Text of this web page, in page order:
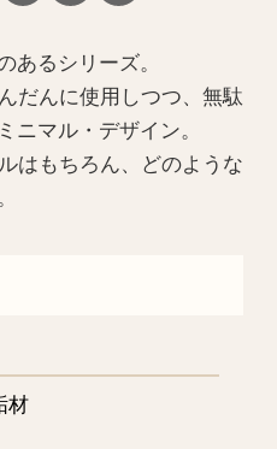
あるシリーズ。
だんに使用しつつ、無駄
ニマル・デザイン。
はもちろん、どのような
材